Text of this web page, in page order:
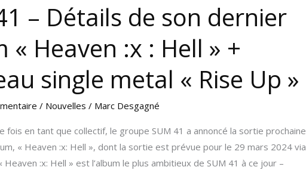
– Détails de son dernier
« Heaven :x : Hell » +
single metal « Rise Up »
/ Nouvelles / Marc Desgagné
fois en tant que collectif, le groupe SUM 41 a annoncé la sortie prochaine
« Heaven :x: Hell », dont la sortie est prévue pour le 29 mars 2024 via
Heaven :x: Hell » est l’album le plus ambitieux de SUM 41 à ce jour –